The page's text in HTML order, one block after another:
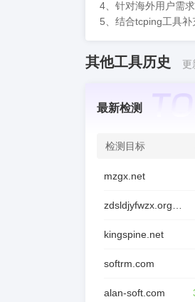
4、针对海外用户需
5、结合tcping工具
其他工具历史 更
最新检测
检测目标
mzgx.net
kingspine.net
softrm.com
alan-soft.com